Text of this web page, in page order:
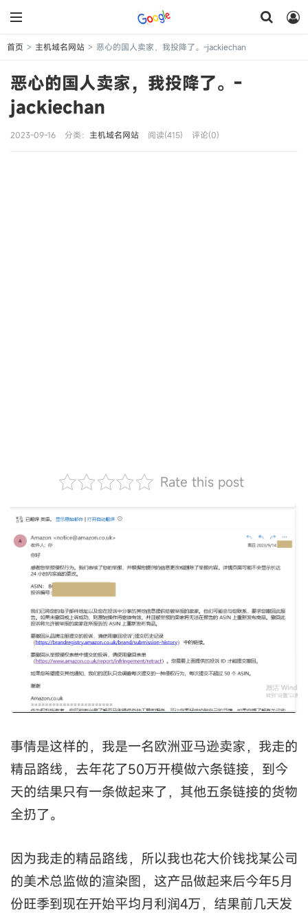
首页 > 主机域名网站 > 恶心的国人卖家，我投降了。-jackiechan
恶心的国人卖家，我投降了。-
jackiechan
2023-09-16 分类： 主机域名网站 阅读(415) 评论(0)
Rate this post
事情是这样的，我是一名欧洲亚马逊卖家，我走的
精品路线，去年花了50万开模做六条链接，到今
天的结果只有一条做起来了，其他五条链接的货物
全扔了。
因为我走的精品路线，所以我也花大价钱找某公司
的美术总监做的渲染图，这产品做起来后今年5月
份旺季到现在开始平均月利润4万，结果前几天发